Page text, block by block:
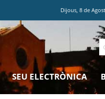
Dijous,8 deAgost
SEU ELECTRÒNICA